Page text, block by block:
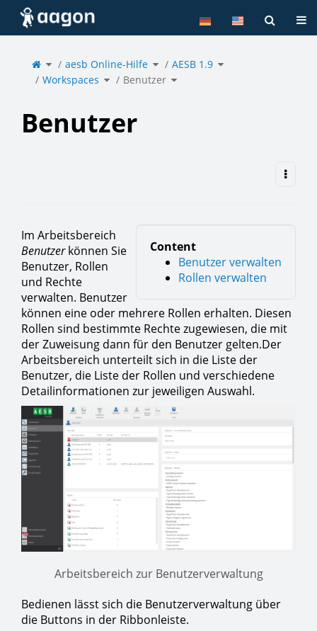
Home
Toggle
the
parent
tree
of
Benutzer.
aesb Online-Hilfe Toggle
the
hierarchy
tree
under
aesb
Online-
Hilfe.
AESB 1.9 Toggle
the
hierarchy
tree
Workspaces Toggle
the
hierarchy
tree
Benutzer Toggle
the
hierarchy
tree
Benutzer
Content
Benutzer verwalten
Rollen verwalten
Im Arbeitsbereich
Benutzerkönnen Sie
Benutzer, Rollen
und Rechte
verwalten. Benutzer
können eine oder mehrere Rollen erhalten. Diesen
Rollen sind bestimmte Rechte zugewiesen, die mit
der Zuweisung dann für den Benutzer gelten.Der
Arbeitsbereich unterteilt sich in die Liste der
Benutzer, die Liste der Rollen und verschiedene
Detailinformationen zur jeweiligen Auswahl.
Arbeitsbereich zur Benutzerverwaltung
Bedienen lässt sich die Benutzerverwaltung über
die Buttons in der Ribbonleiste.